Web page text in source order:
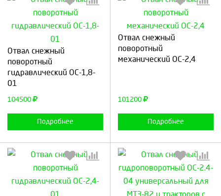
Отвал снежный
поворотный
гидравлический ОС-1,8-
01
104500
Подробнее
Выберите количество:
Продолжить
Отвал снежный
поворотный
механический ОС-2,4
101200
Подробнее
Выберите количество: